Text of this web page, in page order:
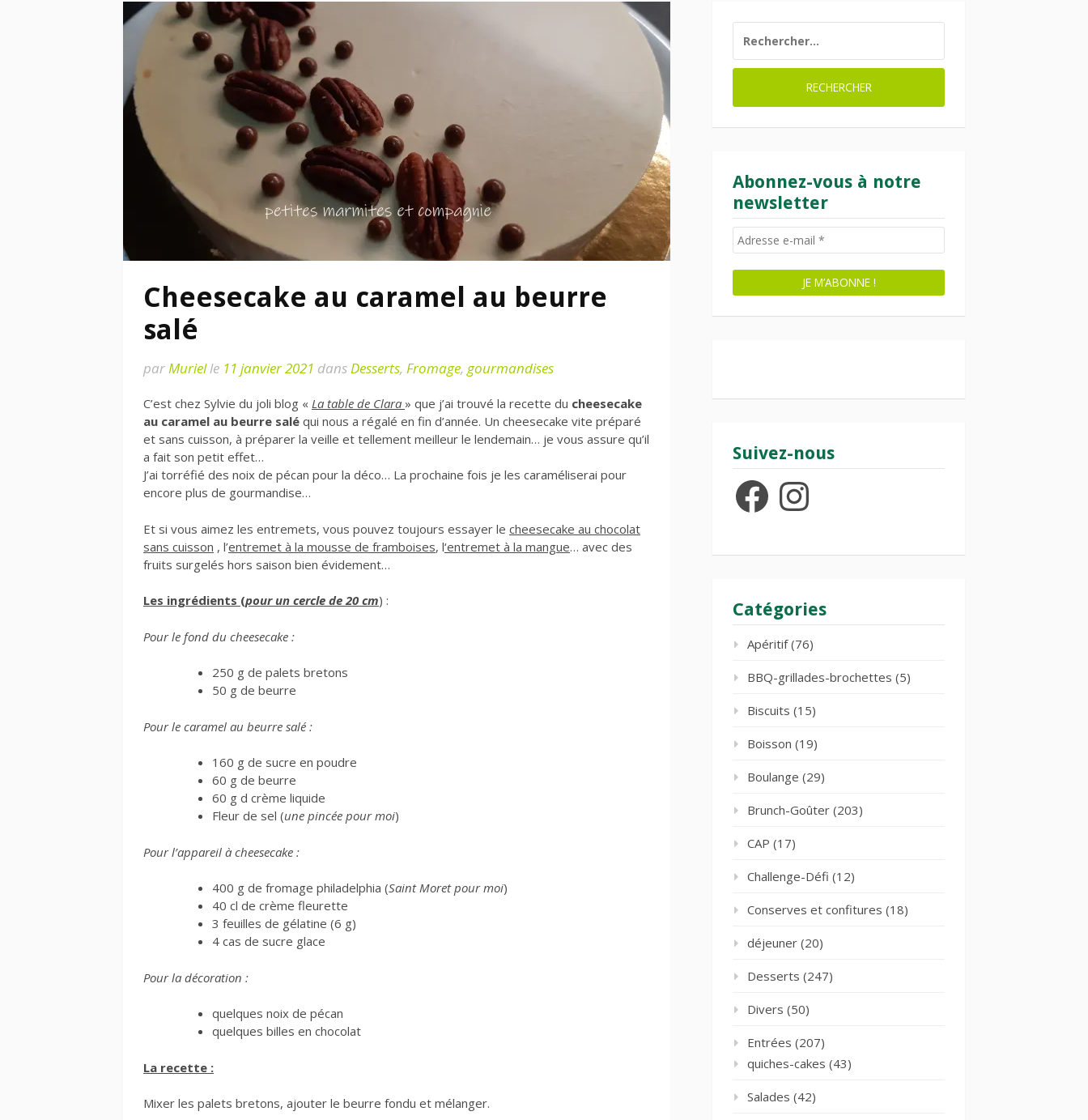
Cheesecake au caramel au beurre
salé
parMurielle 11 janvier 2021 dansDesserts, Fromage, gourmandises
C’est chez Sylvie du joli blog « La table de Clara » que j’ai trouvé la recette du cheesecake
au caramel au beurre salé qui nous a régalé en fin d’année. Un cheesecake vite préparé
et sans cuisson, à préparer la veille et tellement meilleur le lendemain… je vous assure qu’il
a fait son petit effet…
J’ai torréfié des noix de pécan pour la déco… La prochaine fois je les caraméliserai pour
encore plus de gourmandise…
Et si vous aimez les entremets, vous pouvez toujours essayer le cheesecake au chocolat
sans cuisson , l’entremet à la mousse de framboises, l‘entremet à la mangue… avec des
fruits surgelés hors saison bien évidement…
Les ingrédients (pour un cercle de 20 cm) :
Pour le fond du cheesecake :
250 g de palets bretons
50 g de beurre
Pour le caramel au beurre salé :
160 g de sucre en poudre
60 g de beurre
60 g d crème liquide
Fleur de sel (une pincée pour moi)
Pour l’appareil à cheesecake :
400 g de fromage philadelphia (Saint Moret pour moi)
40 cl de crème fleurette
3 feuilles de gélatine (6 g)
4 cas de sucre glace
Pour la décoration :
quelques noix de pécan
quelques billes en chocolat
La recette :
Mixer les palets bretons, ajouter le beurre fondu et mélanger.
Abonnez-vous à notre
newsletter
Suivez-nous
FacebookInstagram
Catégories
Apéritif(76)
BBQ-grillades-brochettes (5)
Biscuits (15)
Boisson (19)
Boulange (29)
Brunch-Goûter (203)
CAP (17)
Challenge-Défi (12)
Conserves et confitures (18)
déjeuner (20)
Desserts (247)
Divers (50)
Entrées (207)
quiches-cakes (43)
Salades (42)